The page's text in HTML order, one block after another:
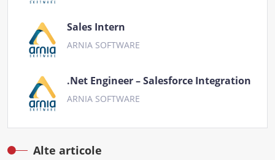
Sales Intern
ARNIA SOFTWARE
.Net Engineer – Salesforce Integration
ARNIA SOFTWARE
Alte articole